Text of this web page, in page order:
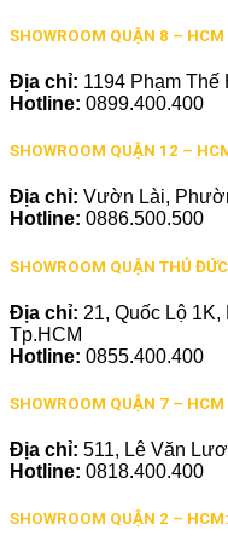
SHOWROOM QUẬN 8 – HCM
Địa chỉ: 1194 Phạm Thế
Hotline: 0899.400.400
SHOWROOM QUẬN 12 –
Địa chỉ: Vườn Lài,
Hotline: 0886.500.500
SHOWROOM QUẬN THỦ
Địa chỉ: 21, Quốc Lộ
Tp.HCM
Hotline: 0855.400.400
SHOWROOM QUẬN 7 – HCM
Địa chỉ: 511, Lê Văn
Hotline: 0818.400.400
SHOWROOM QUẬN 2 – HCM: